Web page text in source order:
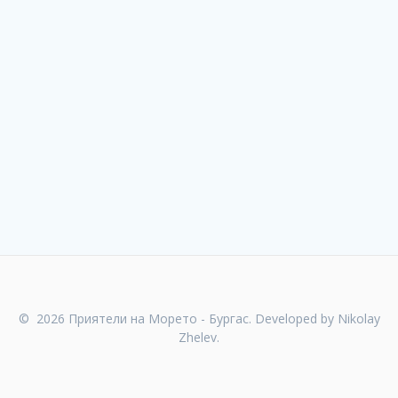
© 2026 Приятели на Морето - Бургас. Developed by Nikolay
Zhelev.